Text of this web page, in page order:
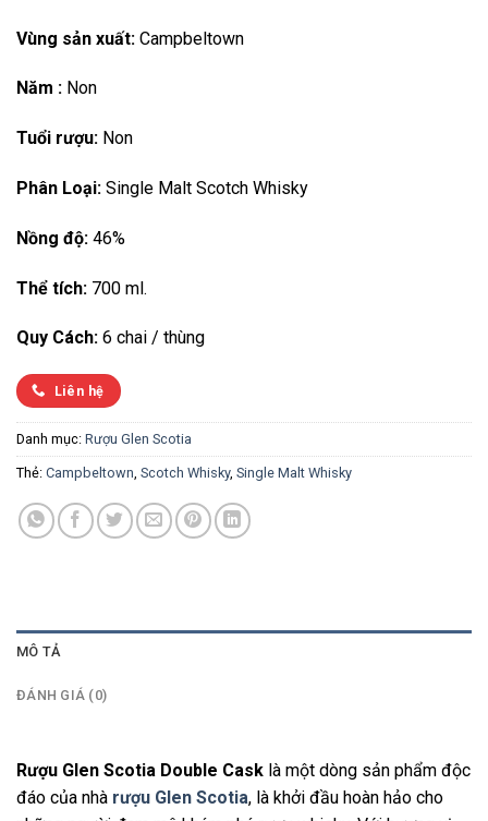
Vùng sản xuất: Campbeltown
Năm : Non
Tuổi rượu: Non
Phân Loại: Single Malt Scotch Whisky
Nồng độ: 46%
Thể tích: 700 ml.
Quy Cách: 6 chai / thùng
Liên hệ
Danh mục: Rượu Glen Scotia
Thẻ: Campbeltown Scotch Whisky, Single Malt Whisky
MÔ TẢ
ĐÁNH GIÁ (0)
Rượu Glen Scotia Double Cask là một dòng sản phẩm độc
đáo của nhà rượu Glen Scotia, là khởi đầu hoàn hảo cho